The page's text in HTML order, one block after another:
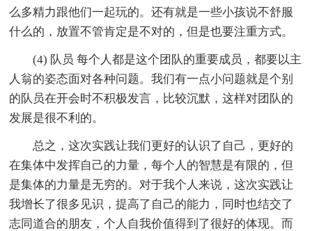
么多精力跟他们一起玩的。还有就是一些小孩说不舒服
什么的，放置不管肯定是不对的，但是也要注重方式。
(4) 队员 每个人都是这个团队的重要成员，都要以主
人翁的姿态面对各种问题。我们有一点小问题就是个别
的队员在开会时不积极发言，比较沉默，这样对团队的
发展是很不利的。
总之，这次实践让我们更好的认识了自己，更好的
在集体中发挥自己的力量，每个人的智慧是有限的，但
是集体的力量是无穷的。对于我个人来说，这次实践让
我增长了很多见识，提高了自己的能力，同时也结交了
志同道合的朋友，个人自我价值得到了很好的体现。而